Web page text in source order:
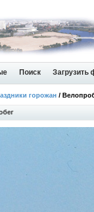
Поиск Загрузить
горожан /